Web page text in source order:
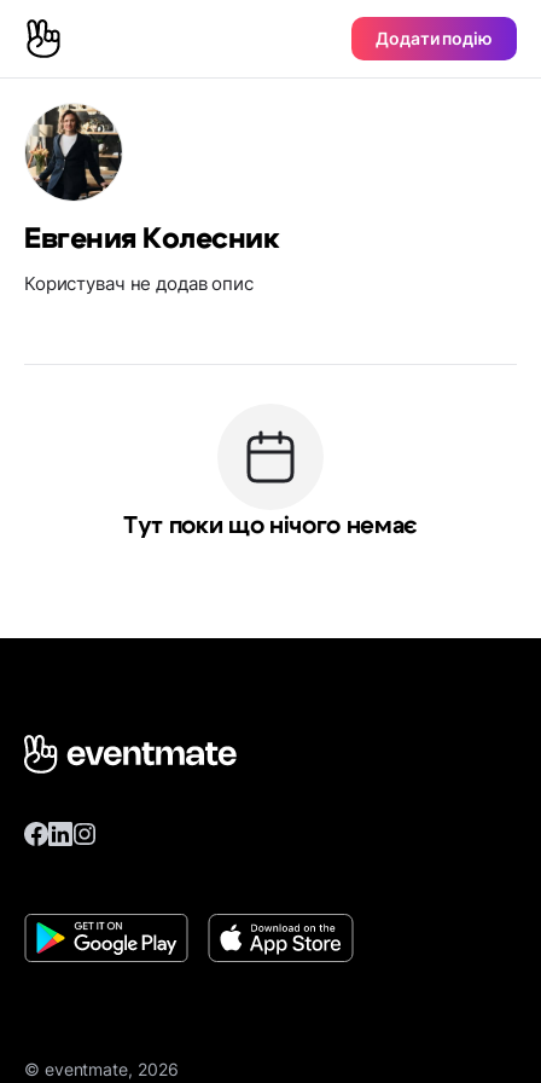
Додати подію
Евгения Колесник
Користувач не додав опис
Тут поки що нічого немає
© eventmate, 2026